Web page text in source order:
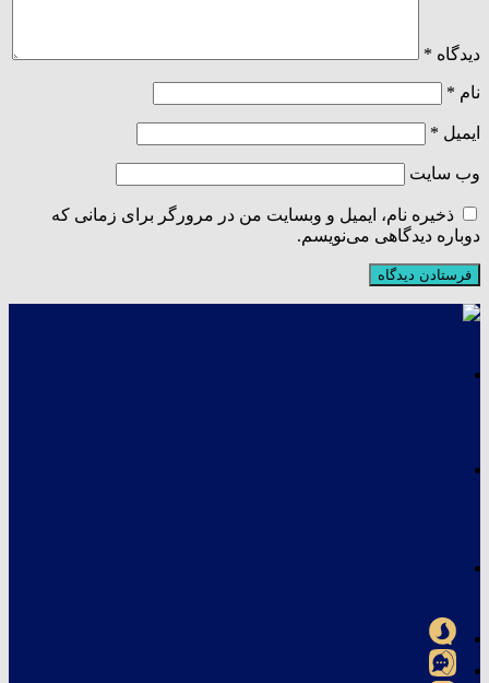
دیدگاه *
نام *
ایمیل *
وب‌ سایت
ذخیره نام، ایمیل و وبسایت من در مرورگر برای زمانی که
دوباره دیدگاهی می‌نویسم.